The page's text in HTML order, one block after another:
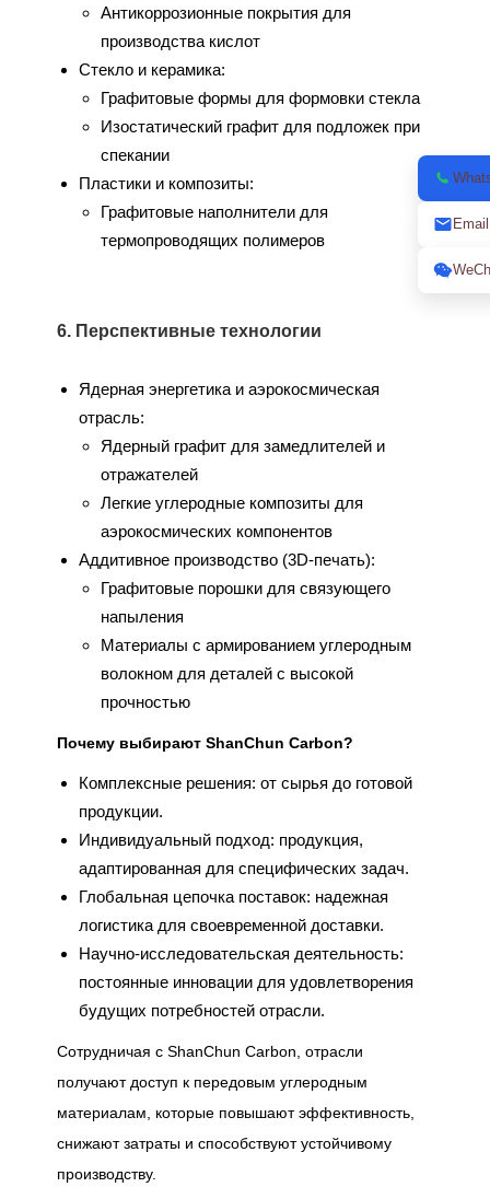
Антикоррозионные покрытия для
производства кислот
Стекло и керамика:
Графитовые формы для формовки стекла
Изостатический графит для подложек при
спекании
Пластики и композиты:
Графитовые наполнители для
термопроводящих полимеров
6. Перспективные технологии
Ядерная энергетика и аэрокосмическая
отрасль:
Ядерный графит для замедлителей и
отражателей
Легкие углеродные композиты для
аэрокосмических компонентов
Аддитивное производство (3D-печать):
Графитовые порошки для связующего
напыления
Материалы с армированием углеродным
волокном для деталей с высокой
прочностью
Почему выбирают ShanChun Carbon?
Комплексные решения: от сырья до готовой
продукции.
Индивидуальный подход: продукция,
адаптированная для специфических задач.
Глобальная цепочка поставок: надежная
логистика для своевременной доставки.
Научно-исследовательская деятельность:
постоянные инновации для удовлетворения
будущих потребностей отрасли.
Сотрудничая с ShanChun Carbon, отрасли
получают доступ к передовым углеродным
материалам, которые повышают эффективность,
снижают затраты и способствуют устойчивому
производству.
Email